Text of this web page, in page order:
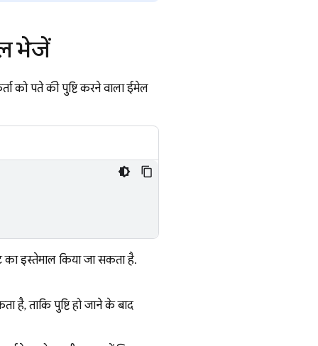
भेजें
को पते की पुष्टि करने वाला ईमेल
इस्तेमाल किया जा सकता है.
है, ताकि पुष्टि हो जाने के बाद